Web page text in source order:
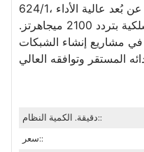
624/1، هو وحدة راديو عن بُعد عالية الأداء (RRU) مصممة
خصيصًا لتطبيقات الاتصالات اللاسلكية بتردد 2100 ميجاهرتز.
مشاريع إنشاء الشبكات
دقيقة. الكمية النظام::
سعر::